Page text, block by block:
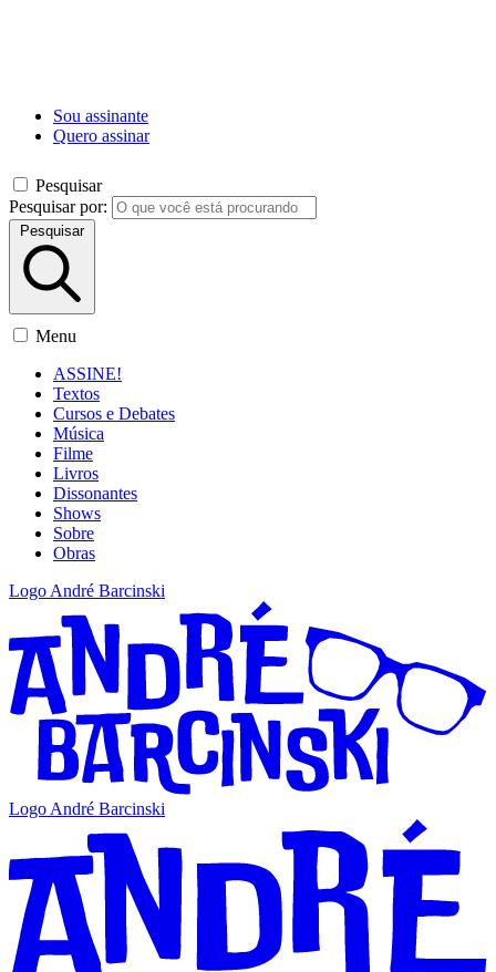
Sou assinante
Quero assinar
Pesquisar
Pesquisar por:
Pesquisar
Menu
ASSINE!
Textos
Cursos e Debates
Música
Filme
Livros
Dissonantes
Shows
Sobre
Obras
Logo André Barcinski
Logo André Barcinski